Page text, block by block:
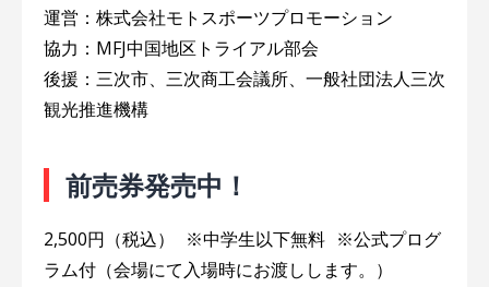
運営：株式会社モトスポーツプロモーション
協力：MFJ中国地区トライアル部会
後援：三次市、三次商工会議所、一般社団法人三次
観光推進機構
前売券発売中！
2,500円（税込） ※中学生以下無料 ※公式プログ
ラム付（会場にて入場時にお渡しします。）